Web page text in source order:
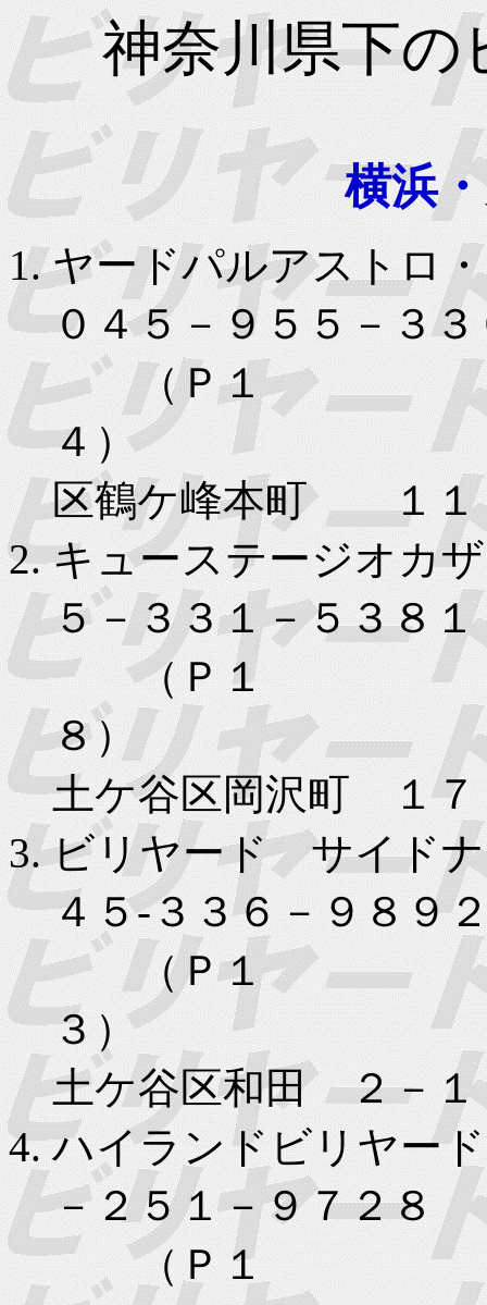
神奈川県下の
横浜
ヤードパルアストロ
０４５－９５５－３３
（Ｐ１
４）
区鶴ケ峰本町 １１
キューステージオカ
５－３３１－５３８１
（Ｐ１
８）
土ケ谷区岡沢町 １７
ビリヤード サイド
４５-３３６－９８９
（Ｐ１
３）
土ケ谷区和田 ２－
ハイランドビリヤー
－２５１－９７２８
（Ｐ１